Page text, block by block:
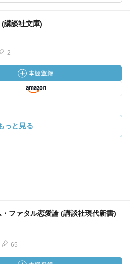
講談社文庫)
2
っと見る
ファタル恋愛論 (講談社現代新書)
65